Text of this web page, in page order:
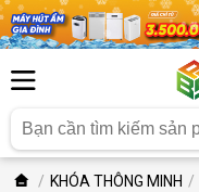
KHÓA THÔNG MINH